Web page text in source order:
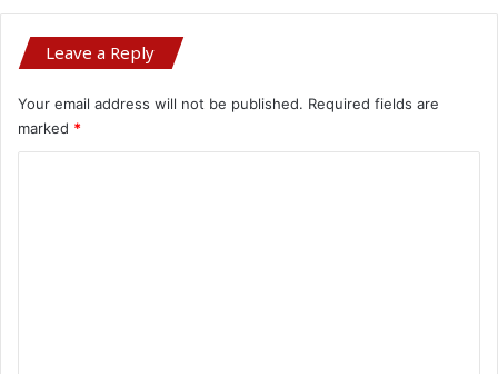
Leave a Reply
Your email address will not be published. Required fields are
marked *